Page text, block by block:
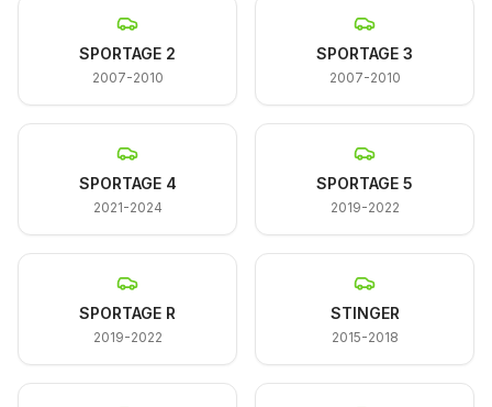
SPORTAGE 2
2007-2010
SPORTAGE 3
2007-2010
SPORTAGE 4
2021-2024
SPORTAGE 5
2019-2022
SPORTAGE R
2019-2022
STINGER
2015-2018